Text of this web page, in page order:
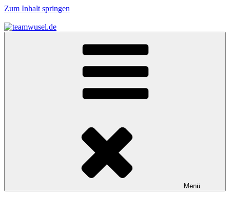
Zum Inhalt springen
Menü